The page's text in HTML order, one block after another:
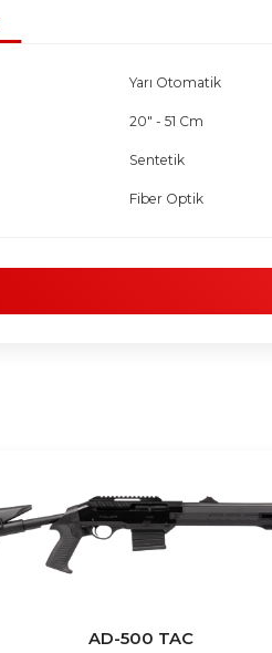
Yarı Otomatik
20" - 51 Cm
Sentetik
Fiber Optik
AD-500 TAC